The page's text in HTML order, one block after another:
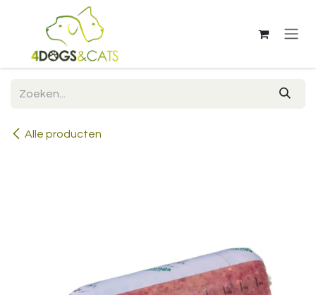
Overslaan naar inhoud
Alle producten